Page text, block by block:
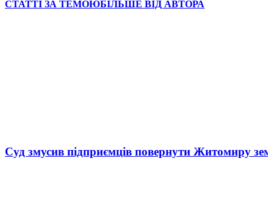
СТАТТІ ЗА ТЕМОЮБІЛЬШЕ ВІД АВТОРА
Суд змусив підприємців повернути Житомиру